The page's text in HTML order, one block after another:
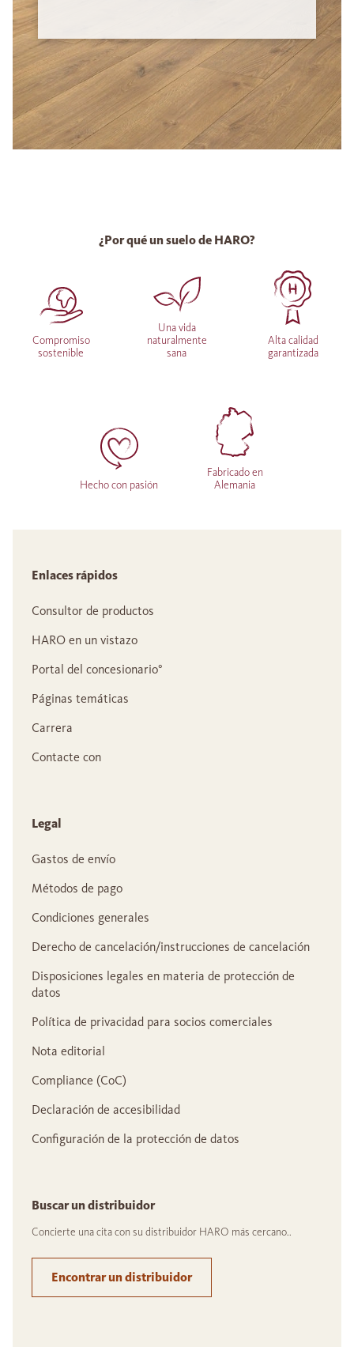
¿Por qué un suelo de HARO?
Compromiso
sostenible
Una vida
naturalmente
sana
Alta calidad
garantizada
Hecho con pasión
Fabricado en
Alemania
Enlaces rápidos
Consultor de productos
HARO en un vistazo
Portal del concesionario°
Páginas temáticas
Carrera
Contacte con
Legal
Gastos de envío
Métodos de pago
Condiciones generales
Derecho de cancelación/instrucciones de cancelación
Disposiciones legales en materia de protección de
datos
Política de privacidad para socios comerciales
Nota editorial
Compliance (CoC)
Declaración de accesibilidad
Configuración de la protección de datos
Buscar un distribuidor
Concierte una cita con su distribuidor HARO más cercano..
Encontrar un distribuidor